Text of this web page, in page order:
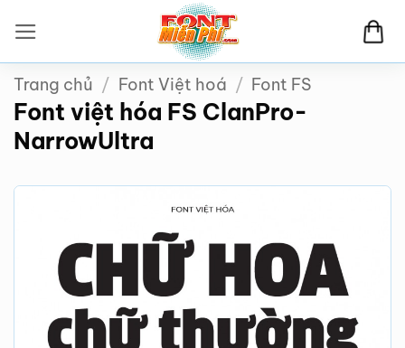
qua
nội
dung
Trang chủ / Font Việt hoá / Font FS
Font việt hóa FS ClanPro-
NarrowUltra